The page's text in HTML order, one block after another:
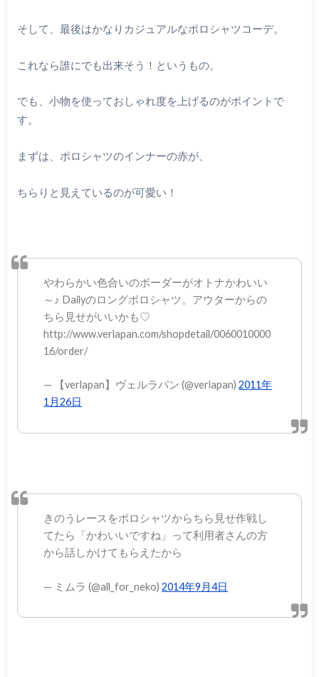
そして、最後はかなりカジュアルなポロシャツコーデ。
これなら誰にでも出来そう！というもの。
でも、小物を使っておしゃれ度を上げるのがポイントで
す。
まずは、ポロシャツのインナーの赤が、
ちらりと見えているのが可愛い！
やわらかい色合いのボーダーがオトナかわいい
～♪ Dailyのロングポロシャツ。アウターからの
ちら見せがいいかも♡
http://www.verlapan.com/shopdetail/0060010000
16/order/
— 【verlapan】ヴェルラパン (@verlapan)2011年
1月26日
きのうレースをポロシャツからちら見せ作戦し
てたら「かわいいですね」って利用者さんの方
から話しかけてもらえたから
— ミムラ (@all_for_neko)2014年9月4日